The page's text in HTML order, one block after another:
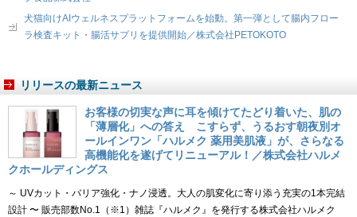
犬猫向けAIウェルネスプラットフォームを始動。第一弾として腸内フロー
ラ検査キット・腸活サプリを提供開始／株式会社PETOKOTO
リリースの最新ニュース
お客様の切実な声に耳を傾けてたどり着いた、肌の
「薄層化」への答え こすらず、うるおす朝夜別オ
ールインワン「ハルメク 薬用美肌液」が、さらなる
高機能化を遂げてリニューアル！／株式会社ハルメ
クホールディングス
～ UVカット・バリア強化・ナノ浸透。大人の肌変化に寄り添う充実の1本完結
設計 〜 販売部数No.1（※1）雑誌『ハルメク』を発行する株式会社ハルメク